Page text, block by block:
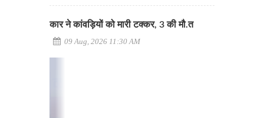
कार ने कांवड़ियों को मारी टक्कर, 3 की मौ.त
09 Aug, 2026 11:30 AM